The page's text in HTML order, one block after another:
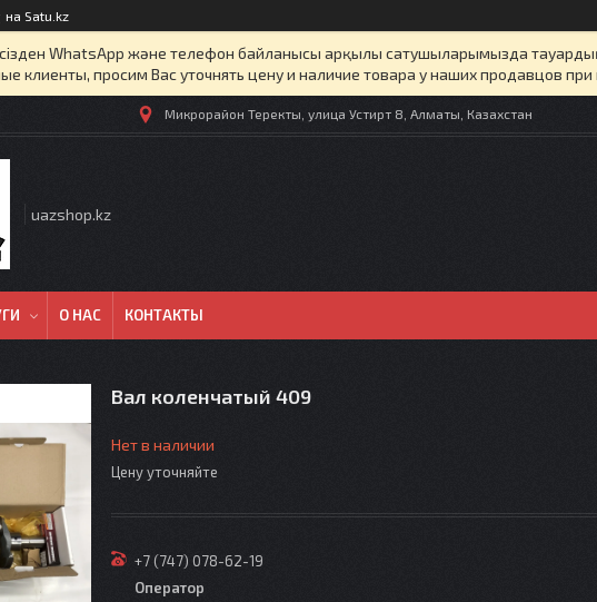
на Satu.kz
сізден WhatsApp және телефон байланысы арқылы сатушыларымызда
клиенты, просим Вас уточнять цену и наличие товара у наших продавцов
Микрорайон Теректы, улица Устирт 8, Алматы, Казахстан
uazshop.kz
О НАС КОНТАКТЫ
Вал коленчатый 409
Нет в наличии
Цену уточняйте
+7 (747) 078-62-19
Оператор